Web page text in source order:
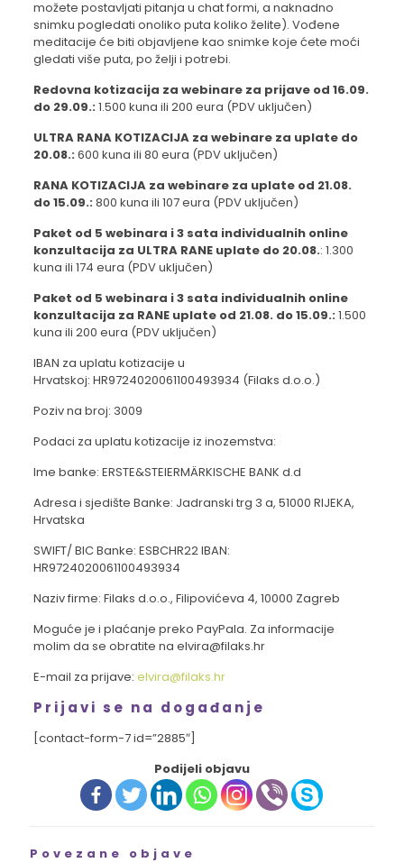
možete postavljati pitanja u chat formi, a naknadno
snimku pogledati onoliko puta koliko želite). Vođene
meditacije će biti objavljene kao snimke koje ćete moći
gledati više puta, po želji i potrebi.
Redovna kotizacija za webinare za prijave od 16.09.
do 29.09.:1.500 kuna ili 200 eura (PDV uključen)
ULTRA RANA KOTIZACIJA za webinare za uplate do
20.08.:600 kuna ili 80 eura (PDV uključen)
RANA KOTIZACIJA za webinare za uplate od 21.08.
do 15.09.:800 kuna ili 107 eura (PDV uključen)
Paket od 5 webinara i 3 sata individualnih online
konzultacija za ULTRA RANE uplate do 20.08.: 1.300
kuna ili 174 eura (PDV uključen)
Paket od 5 webinara i 3 sata individualnih online
konzultacija za RANE uplate od 21.08. do 15.09.:1.500
kuna ili 200 eura (PDV uključen)
IBAN za uplatu kotizacije u
Hrvatskoj: HR9724020061100493934 (Filaks d.o.o.)
Poziv na broj: 3009
Podaci za uplatu kotizacije iz inozemstva:
Ime banke: ERSTE&STEIERMÄRKISCHE BANK d.d
Adresa i sjedište Banke: Jadranski trg 3 a, 51000 RIJEKA,
Hrvatska
SWIFT/ BIC Banke: ESBCHR22 IBAN:
HR9724020061100493934
Naziv firme: Filaks d.o.o., Filipovićeva 4, 10000 Zagreb
Moguće je i plaćanje preko PayPala. Za informacije
molim da se obratite na elvira@filaks.hr
E-mail za prijave: elvira@filaks.hr
Prijavi se na događanje
[contact-form-7 id=”2885″]
Podijeli objavu
Povezane objave